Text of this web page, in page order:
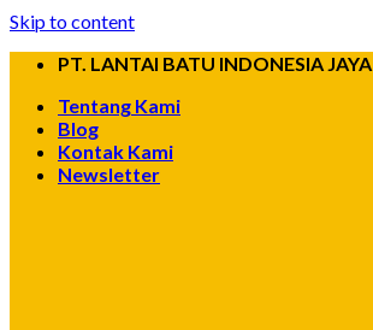
Skip to content
PT. LANTAI BATU INDONESIA JAYA
Tentang Kami
Blog
Kontak Kami
Newsletter